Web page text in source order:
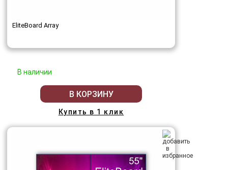
EliteBoard Array
В наличии
В КОРЗИНУ
Купить в 1 клик